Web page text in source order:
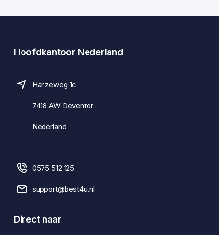
Hoofdkantoor Nederland
Hanzeweg 1c
7418 AW Deventer
Nederland
0575 512 125
support@best4u.nl
Direct naar